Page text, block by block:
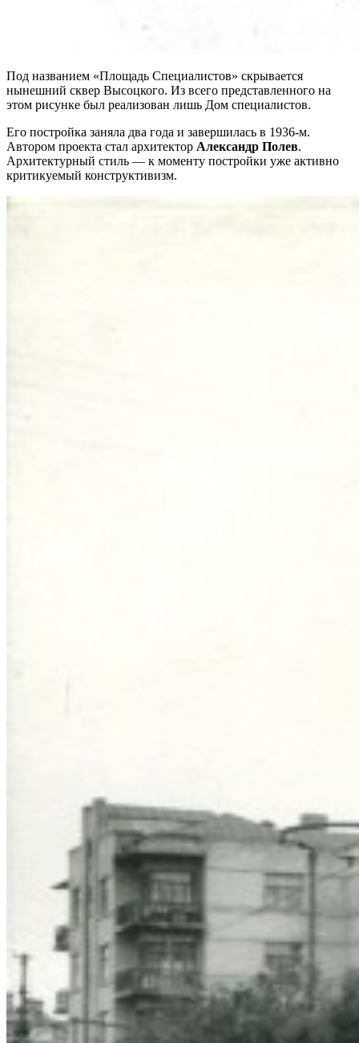
Под названием «Площадь Специалистов» скрывается
нынешний сквер Высоцкого. Из всего представленного на
этом рисунке был реализован лишь Дом специалистов.
Его постройка заняла два года и завершилась в 1936-м.
Автором проекта стал архитектор Александр Полев.
Архитектурный стиль — к моменту постройки уже активно
критикуемый конструктивизм.